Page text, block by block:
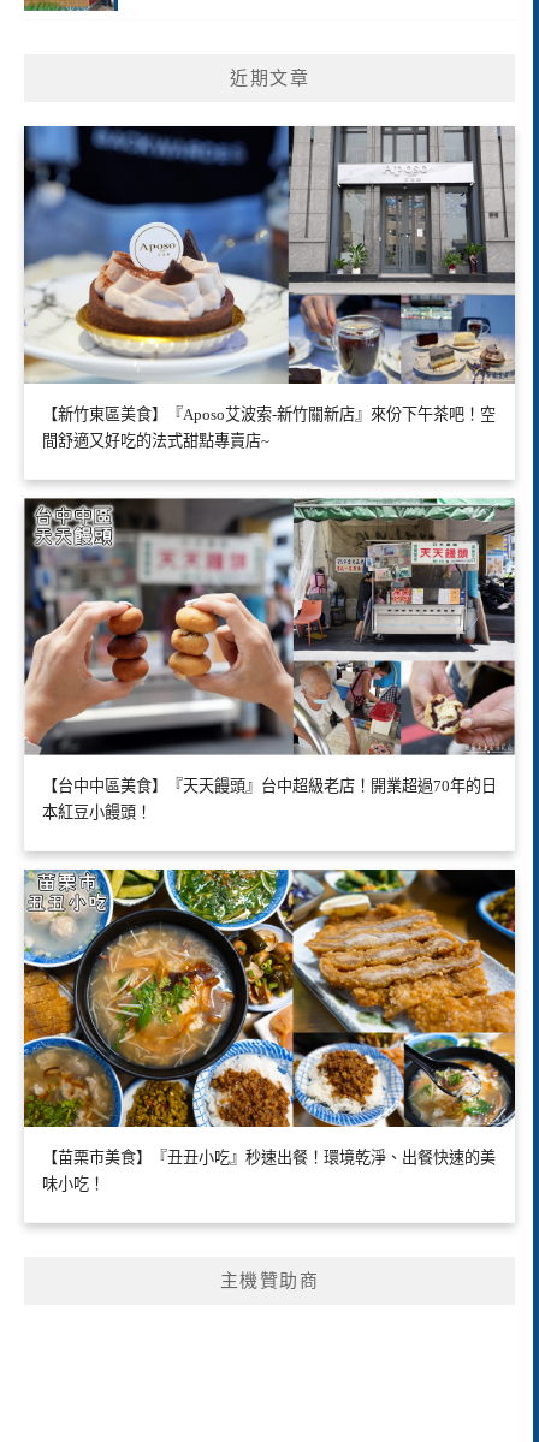
近期文章
【新竹東區美食】『Aposo艾波索-新竹關新店』來份下午茶吧！空
間舒適又好吃的法式甜點專賣店~
【台中中區美食】『天天饅頭』台中超級老店！開業超過70年的日
本紅豆小饅頭！
【苗栗市美食】『丑丑小吃』秒速出餐！環境乾淨、出餐快速的美
味小吃！
主機贊助商